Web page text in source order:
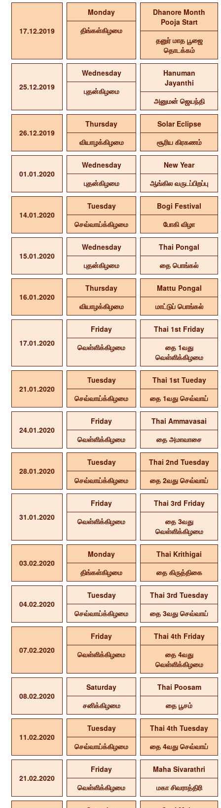
17.12.2019
Monday
திங்கள்கிழமை
Dhanore Month
Pooja Start
தனுர் மாத பூஜை
தொடக்கம்
25.12.2019
Wednesday
புதன்கிழமை
Hanuman
Jayanthi
அனுமன் ஜெயந்தி
26.12.2019
Thursday
வியாழக்கிழமை
Solar Eclipse
சூரிய கிரகணம்
01.01.2020
Wednesday
புதன்கிழமை
New Year
ஆங்கில வருடப்பிறப்பு
14.01.2020
Tuesday
செவ்வாய்க்கிழமை
Bogi Festival
போகி விழா
15.01.2020
Wednesday
புதன்கிழமை
Thai Pongal
தை பொங்கல்
16.01.2020
Thursday
வியாழக்கிழமை
Mattu Pongal
மாட்டுப் பொங்கல்
17.01.2020
Friday
வெள்ளிக்கிழமை
Thai 1st Friday
தை 1வது
வெள்ளிக்கிழமை
21.01.2020
Tuesday
செவ்வாய்க்கிழமை
Thai 1st Tueday
தை 1வது செவ்வாய்
24.01.2020
Friday
வெள்ளிக்கிழமை
Thai Ammavasai
தை அமாவாசை
28.01.2020
Tuesday
செவ்வாய்க்கிழமை
Thai 2nd Tuesday
தை 2வது செவ்வாய்
31.01.2020
Friday
வெள்ளிக்கிழமை
Thai 3rd Friday
தை 3வது
வெள்ளிக்கிழமை
03.02.2020
Monday
திங்கள்கிழமை
Thai Krithigai
தை கிருத்திகை
04.02.2020
Tuesday
செவ்வாய்க்கிழமை
Thai 3rd Tuesday
தை 3வது செவ்வாய்
07.02.2020
Friday
வெள்ளிக்கிழமை
Thai 4th Friday
தை 4வது
வெள்ளிக்கிழமை
08.02.2020
Saturday
சனிக்கிழமை
Thai Poosam
தை பூசம்
11.02.2020
Tuesday
செவ்வாய்க்கிழமை
Thai 4th Tuesday
தை 4வது செவ்வாய்
21.02.2020
Friday
வெள்ளிக்கிழமை
Maha Sivarathri
மகா சிவராத்திரி